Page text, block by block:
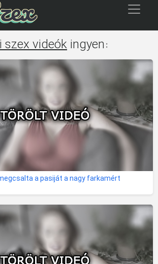
szex videók ingyen :
a pasiját a nagy farkamért